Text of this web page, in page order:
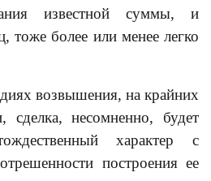
известной суммы, и
тоже более или менее легко
возвышения, на крайних
сделка, несомненно, будет
характер с
построения ее